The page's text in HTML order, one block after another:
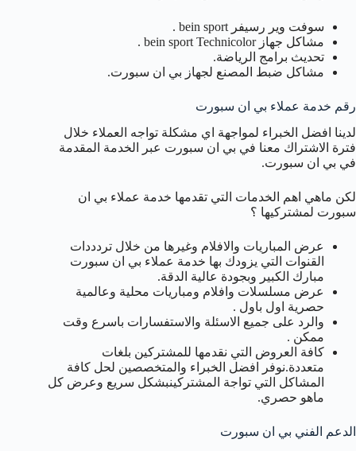
سوفت وير رسيفر bein sport .
مشاكل جهاز bein sport Technicolor .
تحديث برامج الرياضة.
مشاكل ضبط المصنع لجهاز بي ان سبورت.
رقم خدمة عملاء بي ان سبورت
لدينا افضل الخبراء لمواجهة اي مشكلة تواجه العملاء خلال
فترة الاشتراك معنا في بي ان سبورت عبر الخدمة المقدمة
في بي ان سبورت.
لكن ماهي اهم الخدمات التي تقدمها خدمة عملاء بي ان
سبورت لمشتركيها ؟
عرض المباريات والافلام وغيرها من خلال تردددات
القنوات التي يزودك بها خدمة عملاء بي ان سبورت
مبارك الكبير وبجودة عالية الدقة.
عرض مسلسلات وافلام ومباريات محلية وعالمية
حصرية اول باول .
والرد على جميع الاسئلة والاستفسارات باسرع وقت
ممكن .
كافة العروض التي نقدمها للمشتركين بلغات
متعددة.نوفر افضل الخبراء والمتخصصين لحل كافة
المشاكل التي تواجة المشتركينبشكل سريع وعرض كل
ماهو حصري.
الدعم الفني بي ان سبورت